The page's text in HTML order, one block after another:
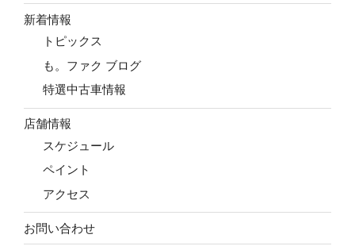
新着情報
トピックス
も。ファク ブログ
特選中古車情報
店舗情報
スケジュール
ペイント
アクセス
お問い合わせ